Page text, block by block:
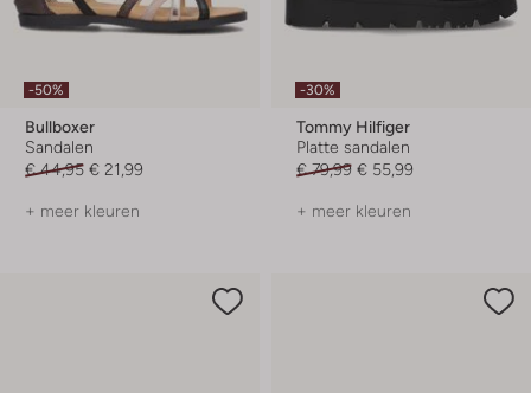
-50%
Bullboxer
Sandalen
€ 44,95 € 21,99
+ meer kleuren
-30%
Tommy Hilfiger
Platte sandalen
€ 79,99 € 55,99
+ meer kleuren